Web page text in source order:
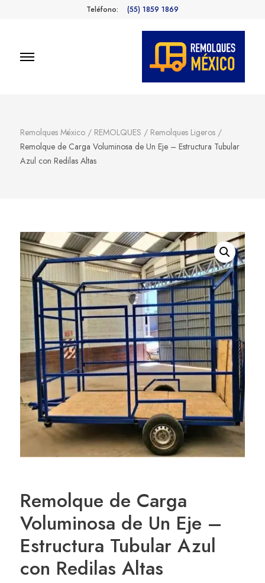
Teléfono: (55) 1859 1869
Remolques México / REMOLQUES / Remolques Ligeros /
Remolque de Carga Voluminosa de Un Eje – Estructura Tubular
Azul con Redilas Altas
Remolque de Carga
Voluminosa de Un Eje –
Estructura Tubular Azul
con Redilas Altas